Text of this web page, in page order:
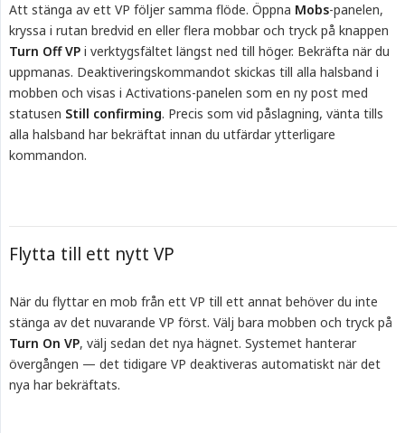
Att stänga av ett VP följer samma flöde. Öppna Mobs-panelen,
kryssa i rutan bredvid en eller flera mobbar och tryck på knappen
Turn Off VP i verktygsfältet längst ned till höger. Bekräfta när du
uppmanas. Deaktiveringskommandot skickas till alla halsband i
mobben och visas i Activations-panelen som en ny post med
statusen Still confirming. Precis som vid påslagning, vänta tills
alla halsband har bekräftat innan du utfärdar ytterligare
kommandon.
Flytta till ett nytt VP
När du flyttar en mob från ett VP till ett annat behöver du inte
stänga av det nuvarande VP först. Välj bara mobben och tryck på
Turn On VP, välj sedan det nya hägnet. Systemet hanterar
övergången — det tidigare VP deaktiveras automatiskt när det
nya har bekräftats.